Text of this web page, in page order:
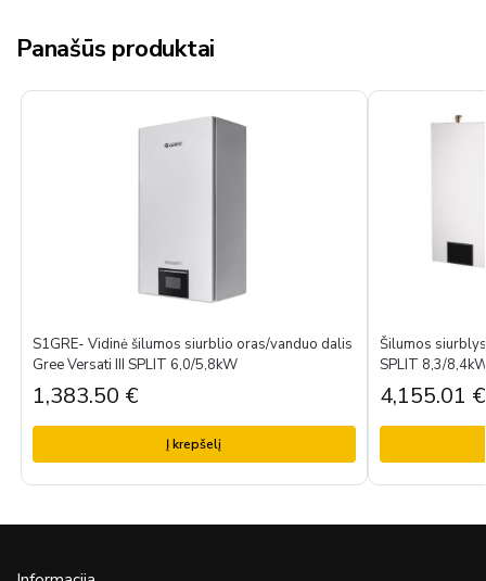
Panašūs produktai
S1GRE- Vidinė šilumos siurblio oras/vanduo dalis
Gree Versati III SPLIT 6,0/5,8kW
1,383.50 €
Į krepšelį
Šilumos
SPLIT 8,3/
4,155.01 €